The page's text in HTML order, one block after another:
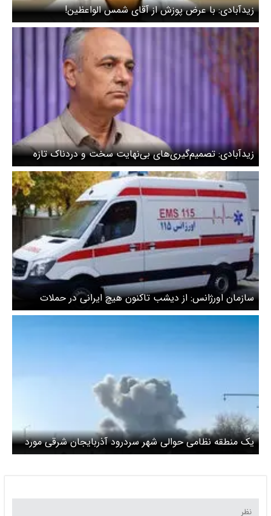
زیدآبادی: با عرض پوزش از آقای شمس الواعظین!
زیدآبادی: تصمیم‌گیری‌های بی‌نهایت سخت و دردناک تازه
شروع شده/ آتش جنگ دوباره مهیب‌تر شعله‌ور شود اگر...
سازمان اورژانس: از دیشب تاکنون هیچ ایرانی در حملات
اسرائیل آسیب ندیده است
یک منطقه نظامی حوالی شهر سردرود آذربایجان شرقی مورد
حمله قرار گفت